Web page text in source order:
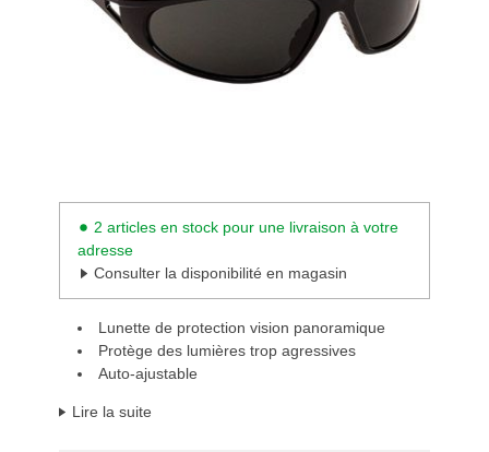
2 articles en stock pour une livraison à votre
adresse
Consulter la disponibilité en magasin
Lunette de protection vision panoramique
Protège des lumières trop agressives
Auto-ajustable
Lire la suite